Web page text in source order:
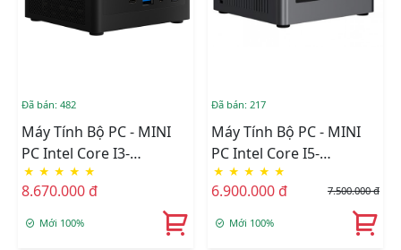
Đã bán: 482
Máy Tính Bộ PC - MINI
PC Intel Core I3-
1115G4/Intel UHD
Graphics/Ram Option/Ổ
Cứng Option/Dos
★ ★ ★ ★ ★
8.670.000 đ
Mới 100%
Đã bán: 217
Máy Tính Bộ PC - MINI
PC Intel Core I5-
7260U/Intel Iris 640/RAM
4GB/SSD 120GB
★ ★ ★ ★ ★
6.900.000 đ 7.500.000 đ
Mới 100%